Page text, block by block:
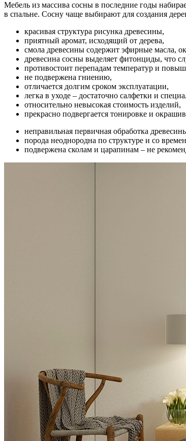
Мебель из массива сосны в последние годы
в спальне. Сосну чаще выбирают для создания
красивая структура рисунка древесины,
приятный аромат, исходящий от дерева,
смола древесины содержит эфирные масла,
древесина сосны выделяет фитонциды, что
противостоит перепадам температур и
не подвержена гниению,
отличается долгим сроком эксплуатации,
легка в уходе – достаточно салфетки и
относительно невысокая стоимость изделий,
прекрасно подвергается тонировке и
неправильная первичная обработка
порода неоднородна по структуре и со
подвержена сколам и царапинам – не